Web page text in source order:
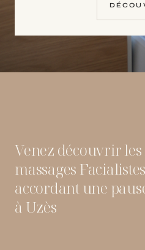
Venez découvrir
massages
accordant une
à Uzès